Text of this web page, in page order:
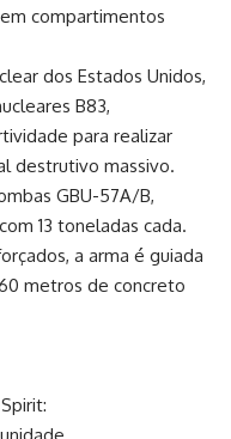
compartimentos
dos Estados Unidos,
B83,
para realizar
destrutivo massivo.
GBU-57A/B,
13 toneladas cada.
a arma é guiada
metros de concreto